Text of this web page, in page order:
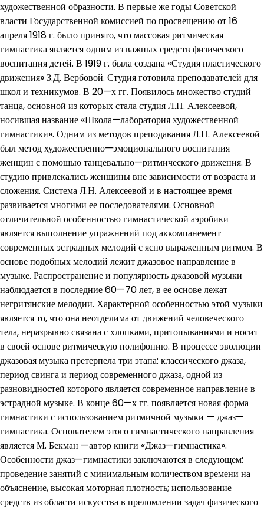
художественной образности. В первые же годы Советской
власти Государственной комиссией по просвещению от 16
апреля 1918 г. было принято, что массовая ритмическая
гимнастика является одним из важных средств физического
воспитания детей. В 1919 г. была создана «Студия пластического
движения» З.Д. Вербовой. Студия готовила преподавателей для
школ и техникумов. В 20—х гг. Появилось множество студий
танца, основной из которых стала студия Л.Н. Алексеевой,
носившая название «Школа—лаборатория художественной
гимнастики». Одним из методов преподавания Л.Н. Алексеевой
был метод художественно—эмоционального воспитания
женщин с помощью танцевально—ритмического движения. В
студию привлекались женщины вне зависимости от возраста и
сложения. Система Л.Н. Алексеевой и в настоящее время
развивается многими ее последователями. Основной
отличительной особенностью гимнастической аэробики
является выполнение упражнений под аккомпанемент
современных эстрадных мелодий с ясно выраженным ритмом. В
основе подобных мелодий лежит джазовое направление в
музыке. Распространение и популярность джазовой музыки
наблюдается в последние 60—70 лет, в ее основе лежат
негритянские мелодии. Характерной особенностью этой музыки
является то, что она неотделима от движений человеческого
тела, неразрывно связана с хлопками, притопываниями и носит
в своей основе ритмическую полифонию. В процессе эволюции
джазовая музыка претерпела три этапа: классического джаза,
период свинга и период современного джаза, одной из
разновидностей которого является современное направление в
эстрадной музыке. В конце 60—х гг. появляется новая форма
гимнастики с использованием ритмичной музыки — джаз—
гимнастика. Основателем этого гимнастического направления
является М. Бекман —автор книги «Джаз—гимнастика».
Особенности джаз—гимнастики заключаются в следующем:
проведение занятий с минимальным количеством времени на
объяснение, высокая моторная плотность; использование
средств из области искусства в преломлении задач физического